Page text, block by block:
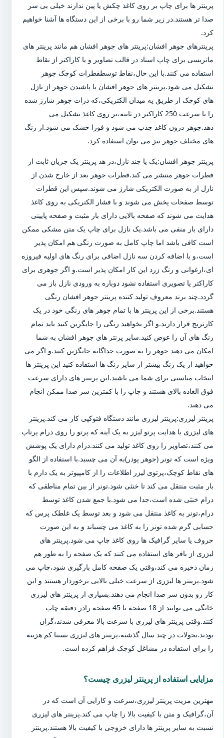
پرینتر ها برای چاپ بر روی کاغذ چکش یا پین ندارند خیلی بی سر
صدا تر هستند.در زیر شما رو با برخی از این دستگاه ها آشنا خواهیم
کرد.
پرینترهای جوهر افشان:پرینتر های جوهر افشان هم مانند پرینتر های
ماتریسی برای چاپ اسناد در قالب تصاویر و یا کاراکتر از نقاط
استفاده می کنند.با این حال،نقاط توسطقطرات کوچک جوهر
تشکیل می شود.پرینتر های جوهر افشان با پاشیدن جوهر از نازل
های کوچک از طریق یه میدان الکتریکی،که ذرات جوهر شارژ شده
را با سرعت 250 کاراکتر در ثانیه،بر روی کاغذ تشکیل می
دهد.جوهر درون کاغذ جذب می شود و فورا خشک می شود.از رنگ
های مختلف جوهر نیز می توان استفاده کرد.
پرینتر جوهر افشان:یک یا چند نازل،در هد پرینتر یک جریان ثابت از
قطرات جوهر منتشر می کند.قطرات جوهر بعد از خارج شدن از
نازل از به صورت الکتریکی شارژ می شوند.سپس این قطرات
توسط صفحات پخش می شوند و با فشار الکتریکی به روی کاغذ
هدایت می شوند که صفحه بالایی دارای بار مثبت و صفحه پایینی
دارای بار منفی می باشد.یک نازل برای چاپ یک متن مشکی ممکن
است کافی باشد اما چاپ کامل به صورت رنگی هم امکان پذیر
است،و با اضافه کردن سه نازل اضافی برای رنگ های اولیه فیروزه
ای،ارغوانی و رنگ زرد این کار امکان پذیر است.و اگر جوهری برای
کاراکتر یا تصویری استفاده نشود دوباره به ورودی نازل باز می
گردد.چند برند معروف تولید کننده پرینتر جوهر افشان رنگی
هستند.برخی از این پرینتر ها با تمام جوهر های رنگی خود در یک
کارتریج قرار دارند.و اگر بخواهید رنگی را جایگرین کنید باید تمام
رنگ های آن را عوض کنید.سایر پرنتر های جوهر افشان به شما
امکان می دهند جوهر را به صورت جداگانه جایگزین کنید.و اگر می
خواهید از یک رنگ بیشتر از سایر رنگ ها استفاده کنید این پرینتر ها
انتخاب مناسبی برای شما می باشند.این پرینتر های دارای سرعت
فوق العاده بالای هستند و چاپ را با کمترین سر صدا ممکن انجام
می دهند.
پرینتر لیزری:پرینتر لیزری مانند دستگاه فتوکپی کار می کند.پرینتر
های لیزری با هدایت پرتو لیزر به یک آینه که پرتو را روی درام پرتاپ
می کنند،تصاویر را روی کاغذ تولید می کنند.درام دارای یک پوشش
ویژه است که تونر (جوهر پودر)به آن می چسبد.با استفاده از الگو
های نقاط کوچک،پرتوی لیزر اطلاعات را از کامپیوتر به یک دارم با
بار مثبت منتقل می کند تا خنثی شود.تونر از بین تمام مناطقی که
درام خنثی شده است،جدا می شود.با جمع شدن کاغذ توسط
درام،تونر به کاغذ منتقل می شود و بعد توسط یک غلطک پرس که
حسابی گرم شده تونر را به کاغذ می چسباند و به این صورت
حروف یا سایر گرافیک ها روی کاغذ چاپ می شود.پرینتر های
لیزری از بافر های استفاده می کنند که یک صفحه را به طور هم
زمان ذخیره می کند،وقتی یک صفحه کامل بارگیری شود،چاپ می
شود.پرینتر ها لیزری از سرعت خیلی بالایی برخوردار هستند و این
کار رو بدون سر صدا انجام می دهند.بسیاری از پرینتر های لیزری
خانگی می توانند از 18 صفحه تا 45 صفحه رادر دقیقه چاپ
کنند.وقتی پرینتر های لیزری با سرعت بالا معرفی شدند،گران
بودند.تحولات در چند سال گذشته،پرینتر های لیزری نسبتا کم هزینه
را برای استفاده در مشاغل کوچک فراهم کرده است.
مزایایی استفاده از پرینتر لیزری چیست؟
مهترین مزیت پرینتر لیزری،سرعت و کارایی آن است که در
آن،گرافیک و متن با کیفیت بالا را چاپ می کند.پرینتر های لیزری
نسبت به سایر پرینتر ها دارای خروجی با کیفیت بالا هستند.پرینتر